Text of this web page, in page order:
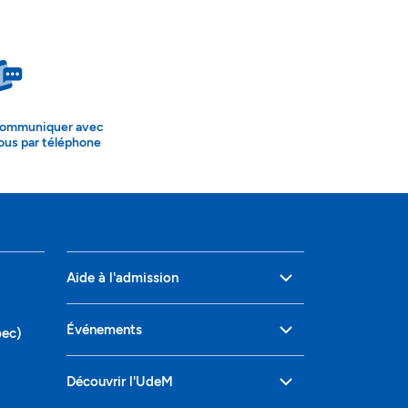
avec
par téléphone
Aide à l'admission
Événements
Découvrir l'UdeM